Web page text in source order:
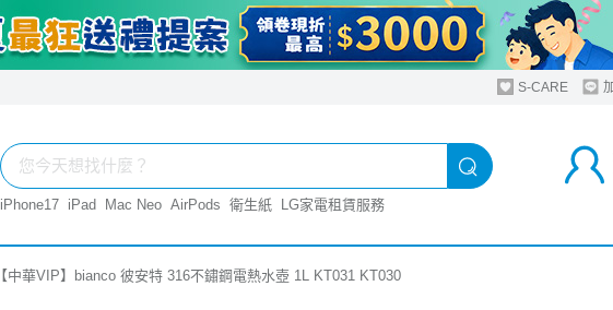
S-CARE
iPhone17 iPad Mac Neo AirPods 衛生紙 LG家電租賃服務
【中華VIP】bianco 彼安特 316不鏽鋼電熱水壺 1L KT031 KT030